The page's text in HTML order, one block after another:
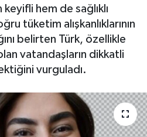
keyifli hem de sağlıklı
tüketim alışkanlıklarının
belirten Türk, özellikle
vatandaşların dikkatli
vurguladı.